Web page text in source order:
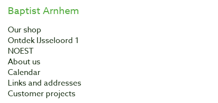
Baptist Arnhem
Our shop
Ontdek IJsseloord 1
NOEST
About us
Calendar
Links and addresses
Customer projects